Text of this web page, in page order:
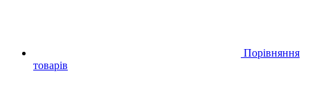
Порівняння
товарів